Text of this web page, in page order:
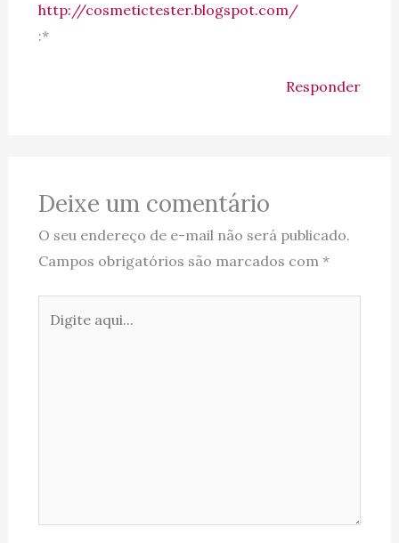
http://cosmetictester.blogspot.com/
:*
Responder
Deixe um comentário
O seu endereço de e-mail não será publicado.
Campos obrigatórios são marcados com *
aqui...